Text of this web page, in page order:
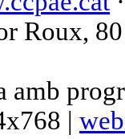
Roux,
amb
|